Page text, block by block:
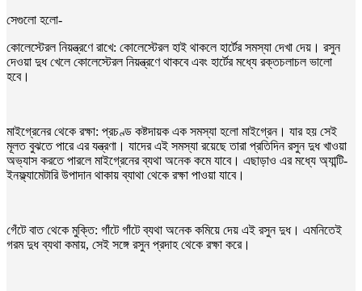
সেগুলো হলো-
কোলেস্টেরল নিয়ন্ত্রণে রাখে: কোলেস্টেরল হাই থাকলে হার্টের সমস্যা দেখা দেয়। রসুন
দেওয়া দুধ খেলে কোলেস্টেরল নিয়ন্ত্রণে থাকবে এবং হার্টের মধ্যে রক্তচলাচল ভালো
হবে।
মাইগ্রেনের থেকে রক্ষা: প্রচণ্ড কষ্টদায়ক এক সমস্যা হলো মাইগ্রেন। যার হয় সেই
মূলত বুঝতে পারে এর যন্ত্রণা। যাদের এই সমস্যা রয়েছে তারা প্রতিদিন রসুন দুধ খাওয়া
অভ্যাস করতে পারলে মাইগ্রেনের ব্যথা অনেক কমে যাবে। এছাড়াও এর মধ্যে অ্যান্টি-
ইনফ্ল্যামেটারি উপাদান থাকায় ব্যাথা থেকে রক্ষা পাওয়া যাবে।
গেঁটে বাত থেকে মুক্তি: গাঁটে গাঁটে ব্যথা অনেক কমিয়ে দেয় এই রসুন দুধ। এমনিতেই
গরম দুধ ব্যথা কমায়, সেই সঙ্গে রসুন প্রদাহ থেকে রক্ষা করে।